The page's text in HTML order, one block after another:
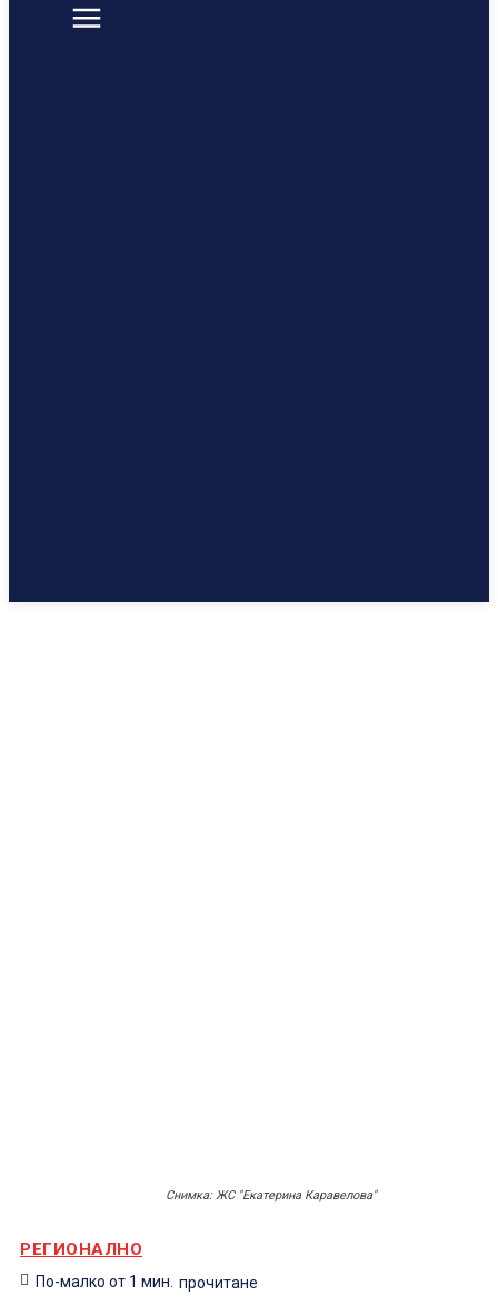
Снимка: ЖС "Екатерина Каравелова"
РЕГИОНАЛНО
По-малко от 1 мин. прочитане